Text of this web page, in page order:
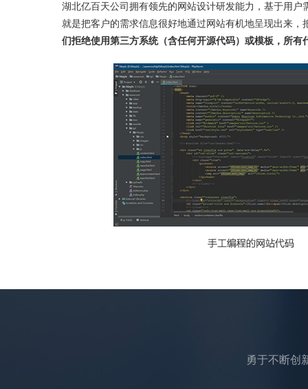
湖北亿百天公司拥有领先的网站设计研发能力，基于用
就是把客户的需求信息很好地通过网站有机地呈现出来
们拒绝使用第三方系统（含任何开源代码）或模板，所
勇于不断创